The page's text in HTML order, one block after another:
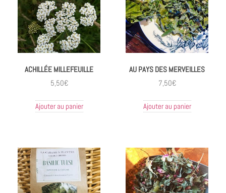
ACHILLÉE MILLEFEUILLE
5,50€
Ajouter au panier
AU PAYS DES MERVEILLES
7,50€
Ajouter au panier